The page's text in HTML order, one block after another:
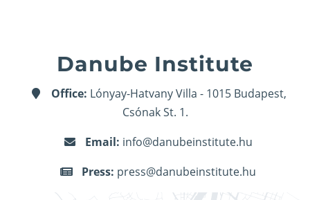
Danube Institute
Office: Lónyay-Hatvany Villa - 1015 Budapest,
Csónak St. 1.
Email: info@danubeinstitute.hu
Press: press@danubeinstitute.hu